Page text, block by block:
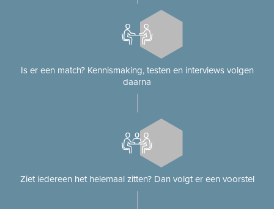
Is er een match? Kennismaking, testen en interviews volgen
daarna
Ziet iedereen het helemaal zitten? Dan volgt er een voorstel